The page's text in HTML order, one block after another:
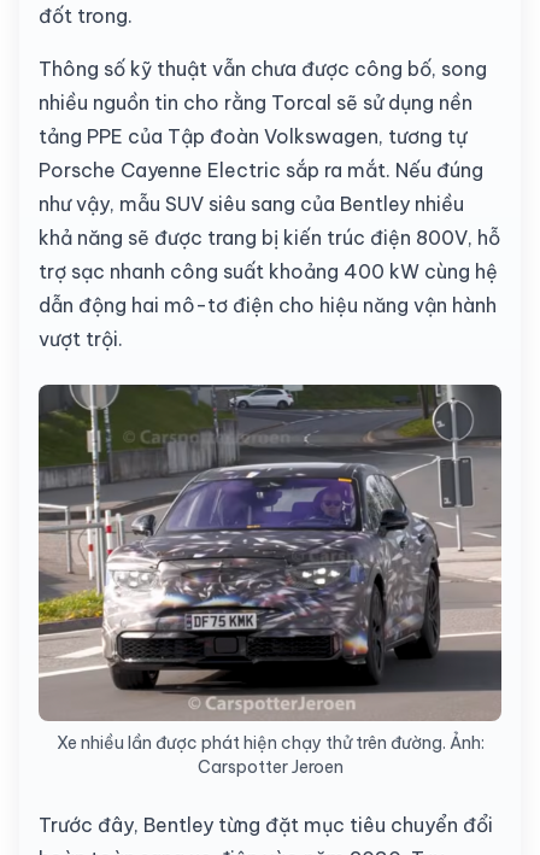
đốt trong.
Thông số kỹ thuật vẫn chưa được công bố, song
nhiều nguồn tin cho rằng Torcal sẽ sử dụng nền
tảng PPE của Tập đoàn Volkswagen, tương tự
Porsche Cayenne Electric sắp ra mắt. Nếu đúng
như vậy, mẫu SUV siêu sang của Bentley nhiều
khả năng sẽ được trang bị kiến trúc điện 800V, hỗ
trợ sạc nhanh công suất khoảng 400 kW cùng hệ
dẫn động hai mô-tơ điện cho hiệu năng vận hành
vượt trội.
Xe nhiều lần được phát hiện chạy thử trên đường. Ảnh:
Carspotter Jeroen
Trước đây, Bentley từng đặt mục tiêu chuyển đổi